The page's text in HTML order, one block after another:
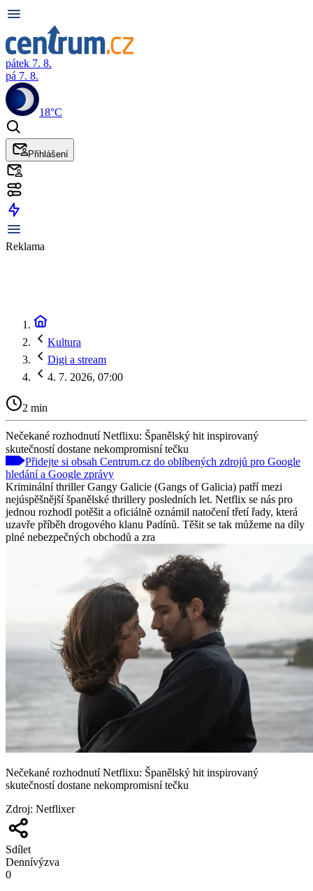
pátek 7. 8.
pá 7. 8.
18°C
Přihlášení
Reklama
Kultura
Digi a stream
4. 7. 2026, 07:00
2 min
Nečekané rozhodnutí Netflixu: Španělský hit inspirovaný
skutečností dostane nekompromisní tečku
Přidejte si obsah Centrum.cz do oblíbených zdrojů pro Google
hledání a Google zprávy
Kriminální thriller Gangy Galicie (Gangs of Galicia) patří mezi
nejúspěšnější španělské thrillery posledních let. Netflix se nás pro
jednou rozhodl potěšit a oficiálně oznámil natočení třetí řady, která
uzavře příběh drogového klanu Padínů. Těšit se tak můžeme na díly
plné nebezpečných obchodů a zra
Nečekané rozhodnutí Netflixu: Španělský hit inspirovaný
skutečností dostane nekompromisní tečku
Zdroj: Netflixer
Sdílet
Dennívýzva
0